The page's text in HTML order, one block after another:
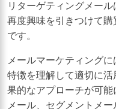
リターゲティングメール
再度興味を引きつけて
です。
メールマーケティング
特徴を理解して適切に
果的なアプローチが可
メール、セグメントメ